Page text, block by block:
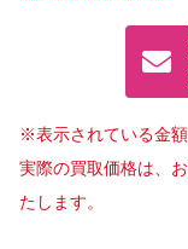
※表示されている金
実際の買取価格は、
たします。